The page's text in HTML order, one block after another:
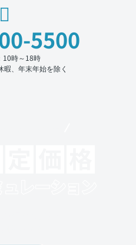
5500
10時～18時
暇、年末年始を除く